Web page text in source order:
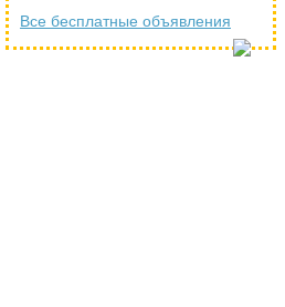
Все бесплатные объявления